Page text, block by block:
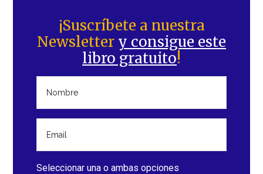
lateral
principal
¡Suscríbete a nuestra
Newsletter y consigue este
libro gratuito!
Seleccionar una o ambas opciones